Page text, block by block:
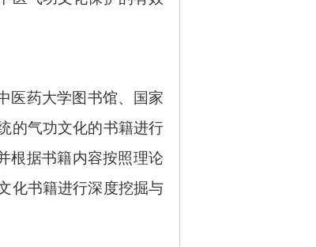
医药大学图书馆、国家
的气功文化的书籍进行
根据书籍内容按照理论
化书籍进行深度挖掘与